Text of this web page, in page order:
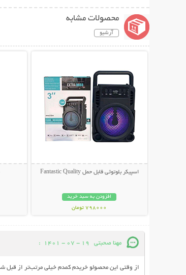
محصولات مشابه
آرشیو
اسپیکر بلوتوثی قابل حمل Fantastic Quality
افزودن به سبد خرید
798000 تومان
مهنا صحبتی 19 - 07 - 1401
:
از وقتی این محصولو خریدم کمدم خیلی مرتب‌تر از